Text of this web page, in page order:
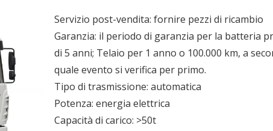
Servizio post-vendita: fornire pezzi di ricambio
Garanzia: il periodo di garanzia per la batteria
di 5 anni; Telaio per 1 anno o 100.000 km, a
quale evento si verifica per primo.
Tipo di trasmissione: automatica
Potenza: energia elettrica
Capacità di carico: >50t